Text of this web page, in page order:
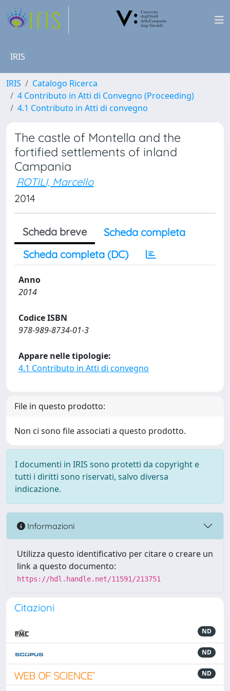
IRIS
IRIS
Catalogo Ricerca
4 Contributo in Atti di Convegno (Proceeding)
4.1 Contributo in Atti di convegno
The castle of Montella and the
fortified settlements of inland
Campania
ROTILI, Marcello
2014
Scheda breve
Scheda completa
Scheda completa (DC)
Anno
2014
Codice ISBN
978-989-8734-01-3
Appare nelle tipologie:
4.1 Contributo in Atti di convegno
File in questo prodotto:
Non ci sono file associati a questo prodotto.
I documenti in IRIS sono protetti da copyright e
tutti i diritti sono riservati, salvo diversa
indicazione.
Informazioni
Utilizza questo identificativo per citare o creare un
link a questo documento:
https://hdl.handle.net/11591/213751
Citazioni
ND
ND
ND